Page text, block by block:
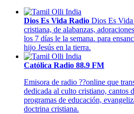
Dios Es Vida Radio Dios Es
cristiana, de alabanzas,
los 7 días le la semana. para
hijo Jesús en la tierra.
Católica Radio 88.9 FM
Emisora de radio ??online que
dedicada al culto cristiano, cantos
programas de educación,
doctrina cristiana.